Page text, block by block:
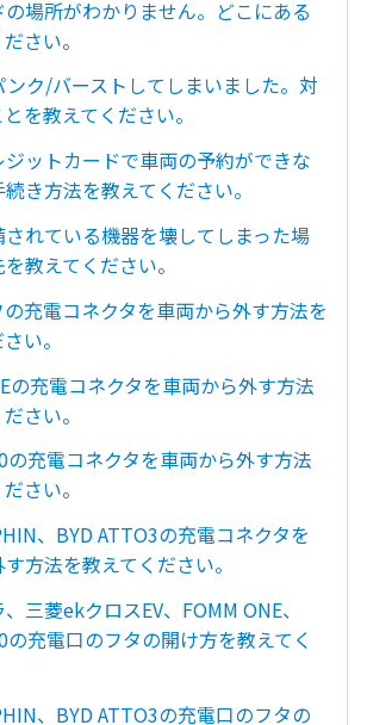
場所がわかりません。どこにある
さい。
ンク/バーストしてしまいました。対
を教えてください。
ットカードで車両の予約ができな
き方法を教えてください。
れている機器を壊してしまった場
教えてください。
充電コネクタを車両から外す方法を
い。
の充電コネクタを車両から外す方法
さい。
の充電コネクタを車両から外す方法
さい。
、BYD ATTO3の充電コネクタを
方法を教えてください。
三菱ekクロスEV、FOMM ONE、
の充電口のフタの開け方を教えてく
、BYD ATTO3の充電口のフタの